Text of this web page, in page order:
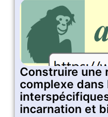
Construire une
complexe
incarnation et